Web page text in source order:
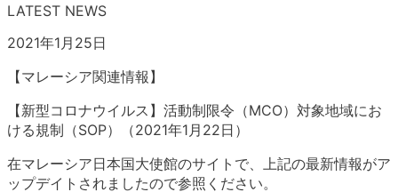
LATEST NEWS
2021年1月25日
【マレーシア関連情報】
【新型コロナウイルス】活動制限令（MCO）対象地域にお
ける規制（SOP）（2021年1月22日）
在マレーシア日本国大使館のサイトで、上記の最新情報がア
ップデイトされましたので参照ください。